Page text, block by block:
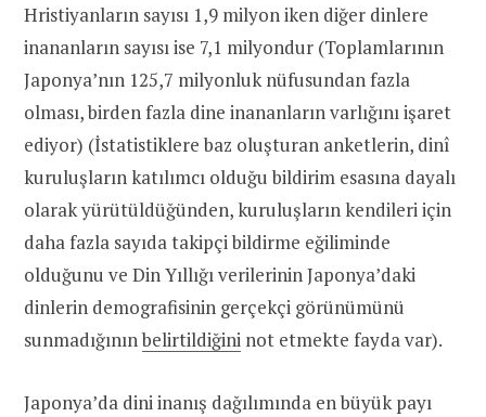
Hristiyanların sayısı 1,9 milyon iken diğer dinlere
inananların sayısı ise 7,1 milyondur (Toplamlarının
Japonya’nın 125,7 milyonluk nüfusundan fazla
olması, birden fazla dine inananların varlığını işaret
ediyor) (İstatistiklere baz oluşturan anketlerin, dinî
kuruluşların katılımcı olduğu bildirim esasına dayalı
olarak yürütüldüğünden, kuruluşların kendileri için
daha fazla sayıda takipçi bildirme eğiliminde
olduğunu ve Din Yıllığı verilerinin Japonya’daki
dinlerin demografisinin gerçekçi görünümünü
sunmadığınınbelirtildiğini not etmekte fayda var).
Japonya’da dini inanış dağılımında en büyük payı